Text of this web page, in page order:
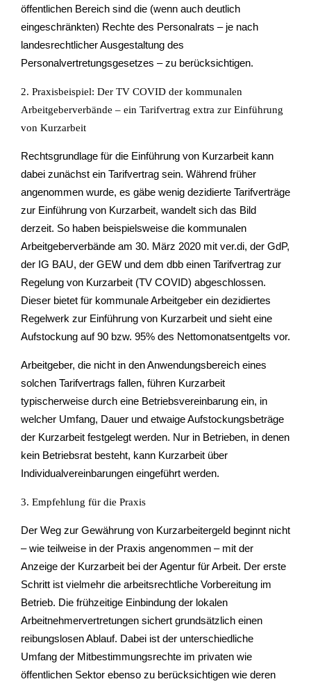
öffentlichen Bereich sind die (wenn auch deutlich
eingeschränkten) Rechte des Personalrats – je nach
landesrechtlicher Ausgestaltung des
Personalvertretungsgesetzes – zu berücksichtigen.
2. Praxisbeispiel: Der TV COVID der kommunalen
Arbeitgeberverbände – ein Tarifvertrag extra zur Einführung
von Kurzarbeit
Rechtsgrundlage für die Einführung von Kurzarbeit kann
dabei zunächst ein Tarifvertrag sein. Während früher
angenommen wurde, es gäbe wenig dezidierte Tarifverträge
zur Einführung von Kurzarbeit, wandelt sich das Bild
derzeit. So haben beispielsweise die kommunalen
Arbeitgeberverbände am 30. März 2020 mit ver.di, der GdP,
der IG BAU, der GEW und dem dbb einen Tarifvertrag zur
Regelung von Kurzarbeit (TV COVID) abgeschlossen.
Dieser bietet für kommunale Arbeitgeber ein dezidiertes
Regelwerk zur Einführung von Kurzarbeit und sieht eine
Aufstockung auf 90 bzw. 95% des Nettomonatsentgelts vor.
Arbeitgeber, die nicht in den Anwendungsbereich eines
solchen Tarifvertrags fallen, führen Kurzarbeit
typischerweise durch eine Betriebsvereinbarung ein, in
welcher Umfang, Dauer und etwaige Aufstockungsbeträge
der Kurzarbeit festgelegt werden. Nur in Betrieben, in denen
kein Betriebsrat besteht, kann Kurzarbeit über
Individualvereinbarungen eingeführt werden.
3. Empfehlung für die Praxis
Der Weg zur Gewährung von Kurzarbeitergeld beginnt nicht
– wie teilweise in der Praxis angenommen – mit der
Anzeige der Kurzarbeit bei der Agentur für Arbeit. Der erste
Schritt ist vielmehr die arbeitsrechtliche Vorbereitung im
Betrieb. Die frühzeitige Einbindung der lokalen
Arbeitnehmervertretungen sichert grundsätzlich einen
reibungslosen Ablauf. Dabei ist der unterschiedliche
Umfang der Mitbestimmungsrechte im privaten wie
öffentlichen Sektor ebenso zu berücksichtigen wie deren